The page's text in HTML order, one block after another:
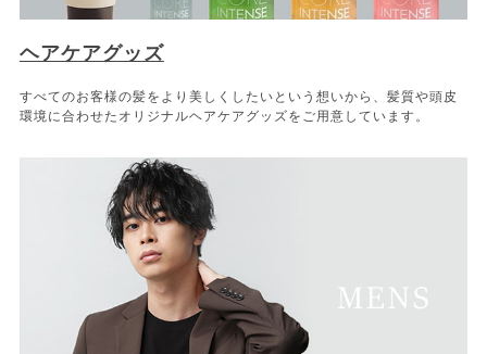
ヘアケアグッズ
すべてのお客様の髪をより美しくしたいという想いから、髪質や頭皮
環境に合わせたオリジナルヘアケアグッズをご用意しています。